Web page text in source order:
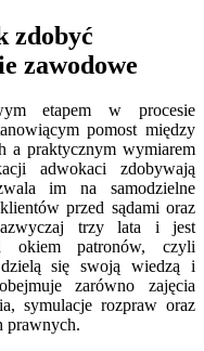
zdobyć
zawodowe
etapem w procesie
pomost między
a praktycznym wymiarem
adwokaci zdobywają
im na samodzielne
przed sądami oraz
trzy lata i jest
okiem patronów, czyli
się swoją wiedzą i
zarówno zajęcia
symulacje rozpraw oraz
prawnych.